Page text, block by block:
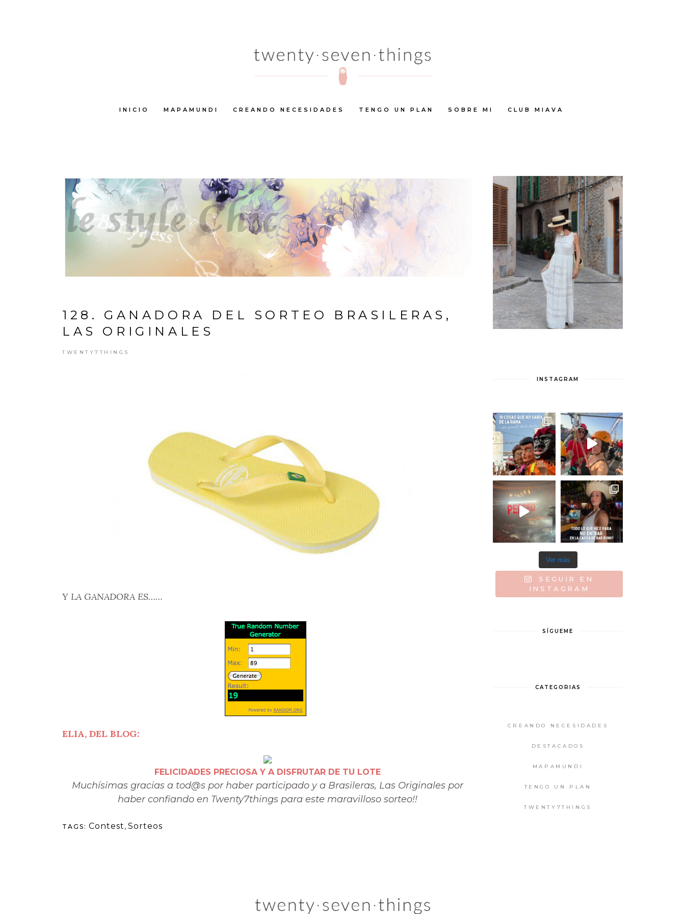
INICIO MAPAMUNDI CREANDO NECESIDADES TENGO UN PLAN SOBRE MI CLUB MIAVA
128. GANADORA DEL SORTEO BRASILERAS,
LAS ORIGINALES
TWENTY7THINGS
Y LA GANADORA ES……
ELIA, DEL BLOG:
FELICIDADES PRECIOSA Y A DISFRUTAR DE TU LOTE
Muchísimas gracias a tod@s por haber participado y a Brasileras, Las Originales por
haber confiando en Twenty7things para este maravilloso sorteo!!
TAGS: Contest, Sorteos
INSTAGRAM
Ver más
SEGUIR EN
INSTAGRAM
SÍGUEME
CATEGORIAS
CREANDO NECESIDADES
DESTACADOS
MAPAMUNDI
TENGO UN PLAN
TWENTY7THINGS